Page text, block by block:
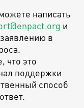
написать
и
в
что это
поддержки
способ